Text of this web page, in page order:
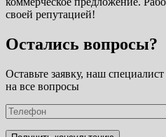
своей репутацией!
Остались вопросы?
Оставьте заявку, наш
на все вопросы